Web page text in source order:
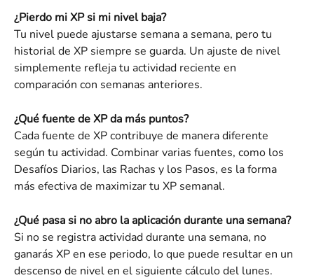
¿Pierdo mi XP si mi nivel baja?
Tu nivel puede ajustarse semana a semana, pero tu
historial de XP siempre se guarda. Un ajuste de nivel
simplemente refleja tu actividad reciente en
comparación con semanas anteriores.
¿Qué fuente de XP da más puntos?
Cada fuente de XP contribuye de manera diferente
según tu actividad. Combinar varias fuentes, como los
Desafíos Diarios, las Rachas y los Pasos, es la forma
más efectiva de maximizar tu XP semanal.
¿Qué pasa si no abro la aplicación durante una semana?
Si no se registra actividad durante una semana, no
ganarás XP en ese periodo, lo que puede resultar en un
descenso de nivel en el siguiente cálculo del lunes.